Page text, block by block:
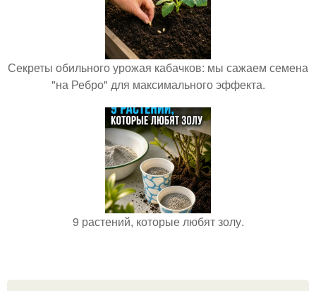
Секреты обильного урожая кабачков: мы сажаем семена
"на Ребро" для максимального эффекта.
9 растений, которые любят золу.